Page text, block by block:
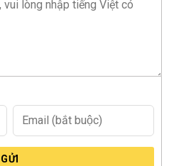
tương lai.
bước khởi đầu mới.
trọng đối với người nhận.
GỬI